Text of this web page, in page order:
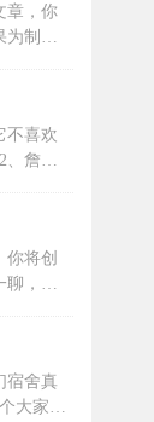
谐稳定
章，你
为制定
惨重
与心
害调查
不喜欢
、詹妮
俄罗
国的
，愿你
将创
聊，欢
一次
力。
免悲伤
...
宿舍真
大家庭